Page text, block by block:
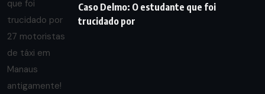
Caso Delmo: O estudante que foi
trucidado por